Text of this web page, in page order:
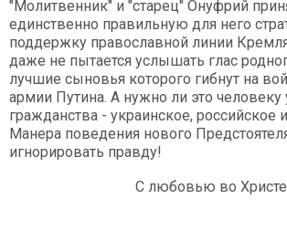
"Молитвенник" и "старец" Онуфрий
единственно правильную для него
поддержку православной линии
даже не пытается услышать глас
лучшие сыновья которого гибнут на
армии Путина. А нужно ли это человеку
гражданства - украинское, российское
Манера поведения нового
игнорировать правду!
С любовью во